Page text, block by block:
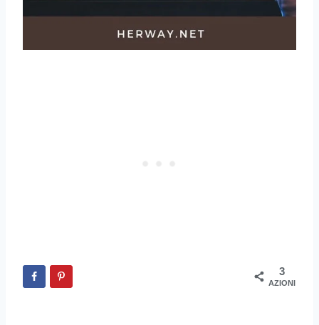
3
AZIONI